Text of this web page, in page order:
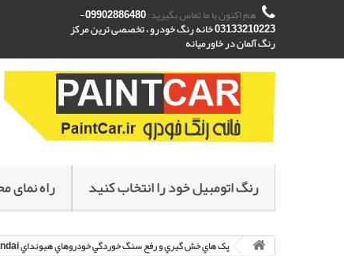
هم اکنون با ما تماس بگیرید: 09902886480-
03133210223 خانه رنگ خودرو ، تخصصی ترین مرکز
رنگ آلمان در خاورمیانه
رنگ اتومبیل خود را انتخاب کنید راه نمای
پک هاي خش گيري و رفع سنگ خوردگي خودروهاي هيونداي Hyundai